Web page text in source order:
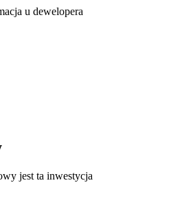
u dewelopera
jest ta inwestycja